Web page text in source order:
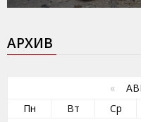
АРХИВ
«
Пн
Вт Ср